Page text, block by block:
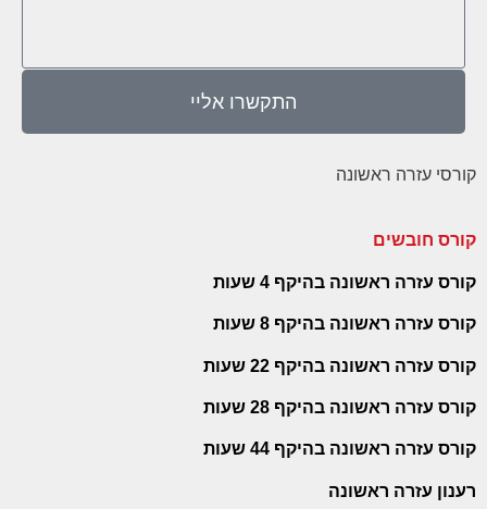
התקשרו אליי
קורסי עזרה ראשונה
קורס חובשים
קורס עזרה ראשונה בהיקף 4 שעות
קורס עזרה ראשונה בהיקף 8 שעות
קורס עזרה ראשונה בהיקף 22 שעות
קורס עזרה ראשונה בהיקף 28 שעות
קורס עזרה ראשונה בהיקף 44 שעות
רענון עזרה ראשונה